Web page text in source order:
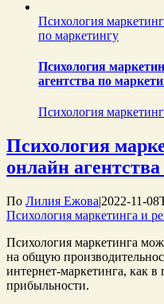
Психология
по маркетингу
Психология
агентства по
Психология
Психология
онлайн
По Лилия Ежова|2022-11-
Психология маркетинга и
Психология маркетинга
на общую
интернет-маркетинга, как в
прибыльности.